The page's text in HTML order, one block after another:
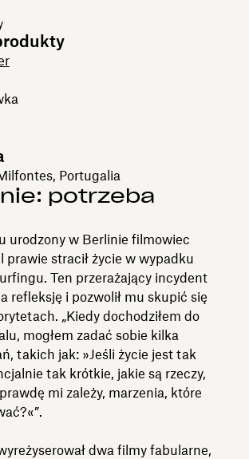
Portugalia
potrzeba
urodzony w Berlinie filmowiec
prawie stracił życie w wypadku
Ten przerażający incydent
refleksję i pozwolił mu skupić się
„Kiedy dochodziłem do
mogłem zadać sobie kilka
takich jak: »Jeśli życie jest tak
tak krótkie, jakie są rzeczy,
mi zależy, marzenia, które
dwa filmy fabularne,